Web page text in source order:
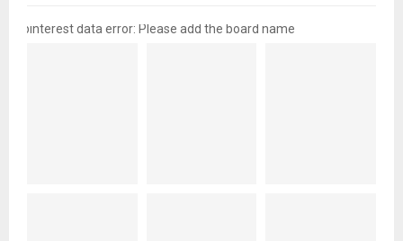
pinterest data error: Please add the board name